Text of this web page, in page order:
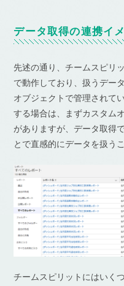
データ取得の連携イ
先述の通り、チームスピリ
で動作しており、扱うデー
オブジェクトで管理されて
する場合は、まずカスタム
がありますが、データ取得
とで直感的にデータを扱う
チームスピリットにはいく